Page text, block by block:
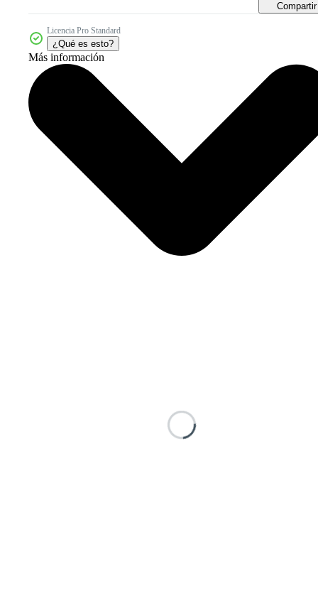
Compartir
Licencia Pro Standard
¿Qué es esto?
Más información